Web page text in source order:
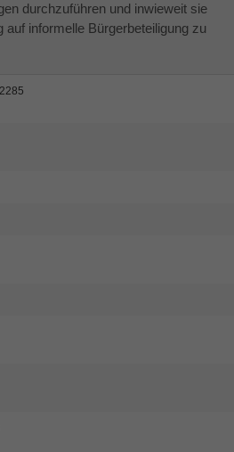
durchzuführen und inwieweit sie
auf informelle Bürgerbeteiligung zu